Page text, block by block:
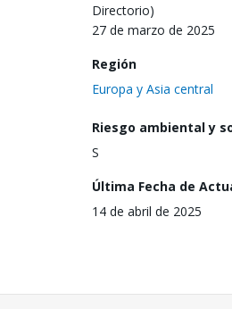
Directorio)
27 de marzo de 2025
Región
Europa y Asia central
Riesgo ambiental y
S
Última Fecha de
14 de abril de 2025